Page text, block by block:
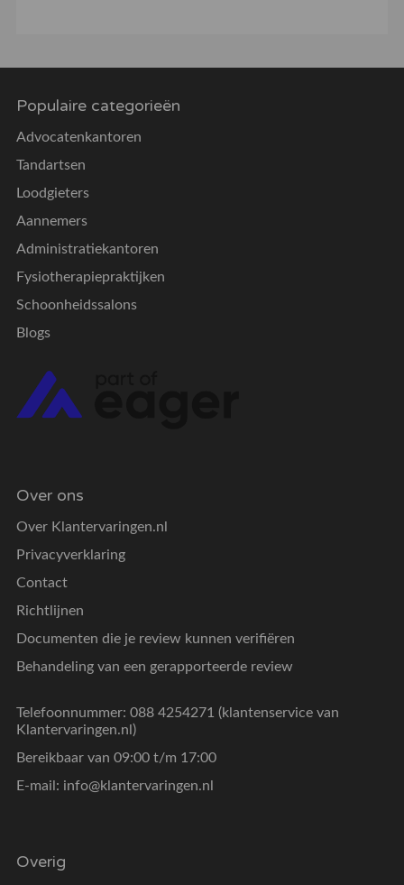
Populaire categorieën
Advocatenkantoren
Tandartsen
Loodgieters
Aannemers
Administratiekantoren
Fysiotherapiepraktijken
Schoonheidssalons
Blogs
Over ons
Over Klantervaringen.nl
Privacyverklaring
Contact
Richtlijnen
Documenten die je review kunnen verifiëren
Behandeling van een gerapporteerde review
Telefoonnummer: 088 4254271 (klantenservice van
Klantervaringen.nl)
Bereikbaar van 09:00 t/m 17:00
E-mail: info@klantervaringen.nl
Overig